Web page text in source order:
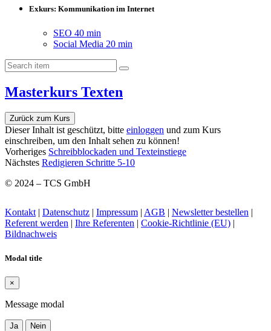
Exkurs: Kommunikation im Internet
SEO 40 min
Social Media 20 min
Masterkurs Texten
Zurück zum Kurs
Dieser Inhalt ist geschützt, bitte einloggen und zum Kurs
einschreiben, um den Inhalt sehen zu können!
Vorheriges Schreibblockaden und Texteinstiege
Nächstes Redigieren Schritte 5-10
© 2024 – TCS GmbH
Kontakt| Datenschutz | Impressum | AGB | Newsletter bestellen |
Referent werden | Ihre Referenten | Cookie-Richtlinie (EU) |
Bildnachweis
Modal title
×
Message modal
Ja Nein